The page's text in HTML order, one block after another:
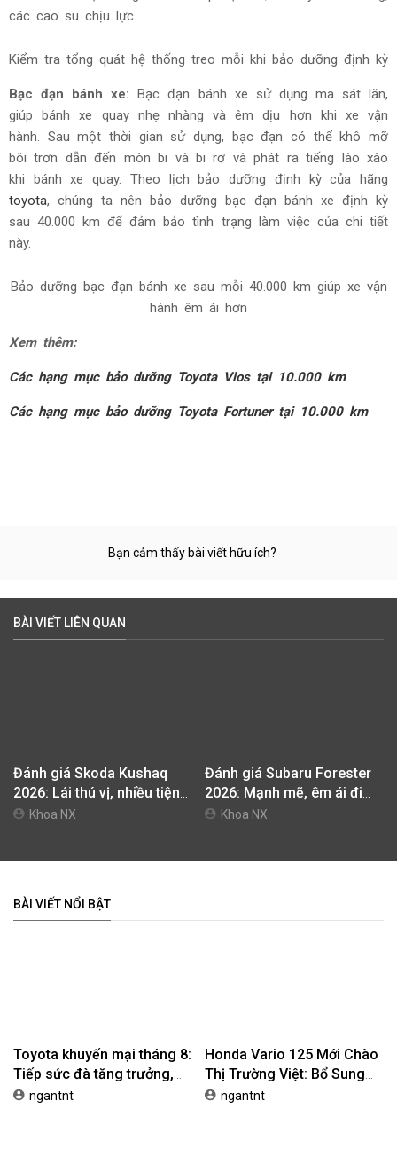
các cao su chịu lực...
Kiểm tra tổng quát hệ thống treo mỗi khi bảo dưỡng định kỳ
Bạc đạn bánh xe: Bạc đạn bánh xe sử dụng ma sát lăn,
giúp bánh xe quay nhẹ nhàng và êm dịu hơn khi xe vận
hành. Sau một thời gian sử dụng, bạc đạn có thể khô mỡ
bôi trơn dẫn đến mòn bi và bi rơ và phát ra tiếng lào xào
khi bánh xe quay. Theo lịch bảo dưỡng định kỳ của hãng
toyota, chúng ta nên bảo dưỡng bạc đạn bánh xe định kỳ
sau 40.000 km để đảm bảo tình trạng làm việc của chi tiết
này.
Bảo dưỡng bạc đạn bánh xe sau mỗi 40.000 km giúp xe vận
hành êm ái hơn
Xem thêm:
Các hạng mục bảo dưỡng Toyota Vios tại 10.000 km
Các hạng mục bảo dưỡng Toyota Fortuner tại 10.000 km
Bạn cảm thấy bài viết hữu ích?
BÀI VIẾT LIÊN QUAN
Đánh giá Skoda Kushaq
2026: Lái thú vị, nhiều tiện
nghi, giá cạnh tranh
Khoa NX
Đánh giá Subaru Forester
2026: Mạnh mẽ, êm ái đi
cùng hệ thống ADAS hoàn
Khoa NX
BÀI VIẾT NỔI BẬT
Toyota khuyến mại tháng 8:
Tiếp sức đà tăng trưởng,
tối ưu chi phí mua xe
ngantnt
Honda Vario 125 Mới Chào
Thị Trường Việt: Bổ Sung
Phiên Bản Street, Giá Từ
ngantnt